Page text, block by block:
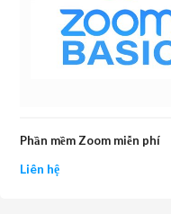
Phần mềm Zoom miễn phí
Liên hệ